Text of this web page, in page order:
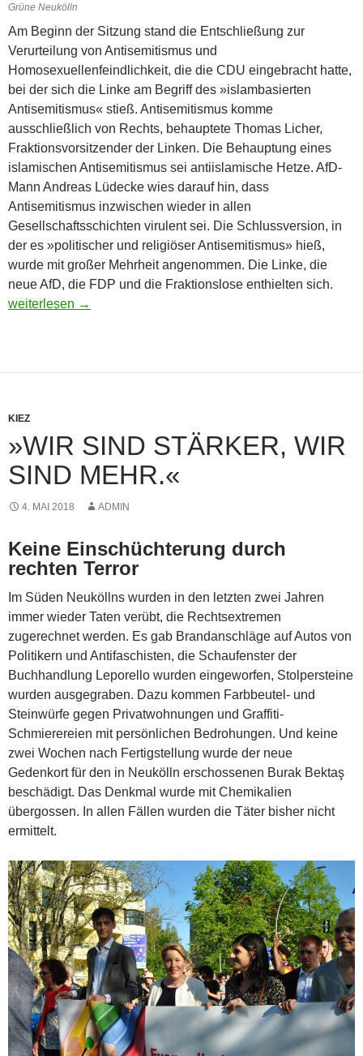
Grüne Neukölln
Am Beginn der Sitzung stand die Entschließung zur
Verurteilung von Antisemitismus und
Homosexuellenfeindlichkeit, die die CDU eingebracht hatte,
bei der sich die Linke am Begriff des »islambasierten
Antisemitismus« stieß. Antisemitismus komme
ausschließlich von Rechts, behauptete Thomas Licher,
Fraktionsvorsitzender der Linken. Die Behauptung eines
islamischen Antisemitismus sei antiislamische Hetze. AfD-
Mann Andreas Lüdecke wies darauf hin, dass
Antisemitismus inzwischen wieder in allen
Gesellschaftsschichten virulent sei. Die Schlussversion, in
der es »politischer und religiöser Antisemitismus» hieß,
wurde mit großer Mehrheit angenommen. Die Linke, die
neue AfD, die FDP und die Fraktionslose enthielten sich.
Wieder mal Durcheinander in der BVV
weiterlesen →
KIEZ
»WIR SIND STÄRKER, WIR
SIND MEHR.«
4. MAI 2018 ADMIN
Keine Einschüchterung durch
rechten Terror
Im Süden Neuköllns wurden in den letzten zwei Jahren
immer wieder Taten verübt, die Rechtsextremen
zugerechnet werden. Es gab Brandanschläge auf Autos von
Politikern und Antifaschisten, die Schaufenster der
Buchhandlung Leporello wurden eingeworfen, Stolpersteine
wurden ausgegraben. Dazu kommen Farbbeutel- und
Steinwürfe gegen Privatwohnungen und Graffiti-
Schmierereien mit persönlichen Bedrohungen. Und keine
zwei Wochen nach Fertigstellung wurde der neue
Gedenkort für den in Neukölln erschossenen Burak Bektaş
beschädigt. Das Denkmal wurde mit Chemikalien
übergossen. In allen Fällen wurden die Täter bisher nicht
ermittelt.